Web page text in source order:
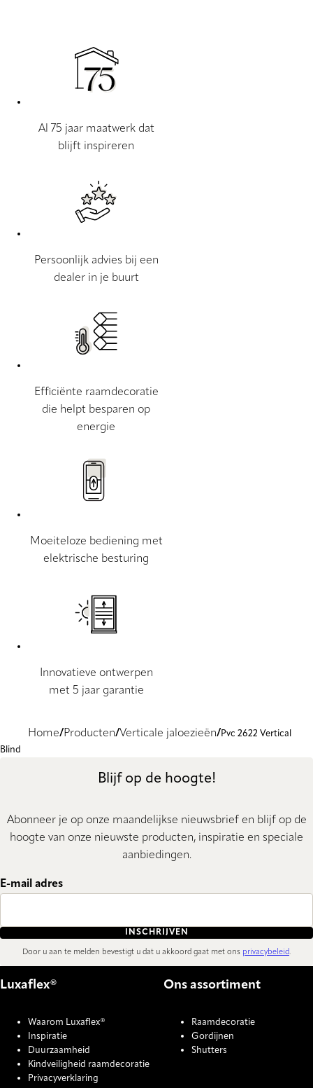
Al 75 jaar maatwerk dat
blijft inspireren
Persoonlijk advies bij een
dealer in je buurt
Efficiënte raamdecoratie
die helpt besparen op
energie
Moeiteloze bediening met
elektrische besturing
Innovatieve ontwerpen
met 5 jaar garantie
Home Producten Verticale jaloezieën
Pvc 2622 Vertical
Blind
Blijf op de hoogte!
Abonneer je op onze maandelijkse nieuwsbrief en blijf op de
hoogte van onze nieuwste producten, inspiratie en speciale
aanbiedingen.
E-mail adres
INSCHRIJVEN
Door u aan te melden bevestigt u dat u akkoord gaat met ons privacybeleid.
Luxaflex®
Waarom Luxaflex®
Inspiratie
Duurzaamheid
Kindveiligheid raamdecoratie
Privacyverklaring
Ons assortiment
Raamdecoratie
Gordijnen
Shutters